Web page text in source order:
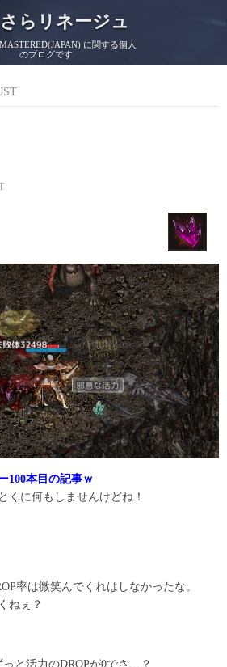
らリネージュ
に関する個人
のブログです
100本目の記事ｗ
くに何もしませんけどね！
率は微笑んでくれはしなかったな。
ねぇ？
と活力のDROPが0でさ…？